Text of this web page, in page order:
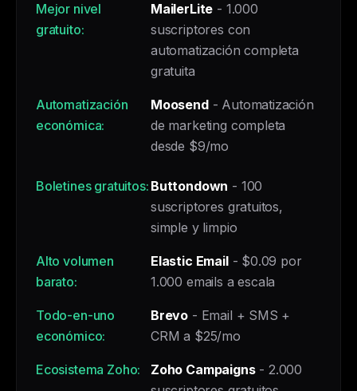
Mejor nivel
gratuito:
MailerLite - 1.000
suscriptores con
automatización completa
gratuita
Automatización
económica:
Moosend- Automatización
de marketing completa
desde $9/mo
Boletines gratuitos: Buttondown - 100
suscriptores gratuitos,
simple y limpio
Alto volumen
barato:
Elastic Email- $0.09 por
1.000 emails a escala
Todo-en-uno
económico:
Brevo - Email + SMS +
CRM a $25/mo
Ecosistema Zoho: Zoho Campaigns- 2.000